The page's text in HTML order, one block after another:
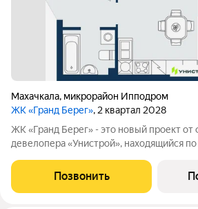
Махачкала, микрорайон Ипподром
ЖК «Гранд Берег», 2 квартал 2028
ЖК «Гранд Берег» - это новый проект от
девелопера «Унистрой», находящийся
локация, где все необходимое рядом - 5
остановок общественного транспорта.
Позвонить